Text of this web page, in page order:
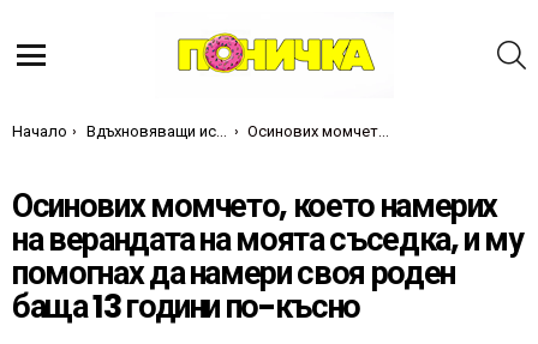
Ти си тук:
Начало Вдъхновяващи истории Осинових момчето, което намерих на верандата на моята съседка, и му помогнах да намери своя роден баща 13 години по-късно
Осинових момчето, което намерих
на верандата на моята съседка, и му
помогнах да намери своя роден
баща 13 години по-късно